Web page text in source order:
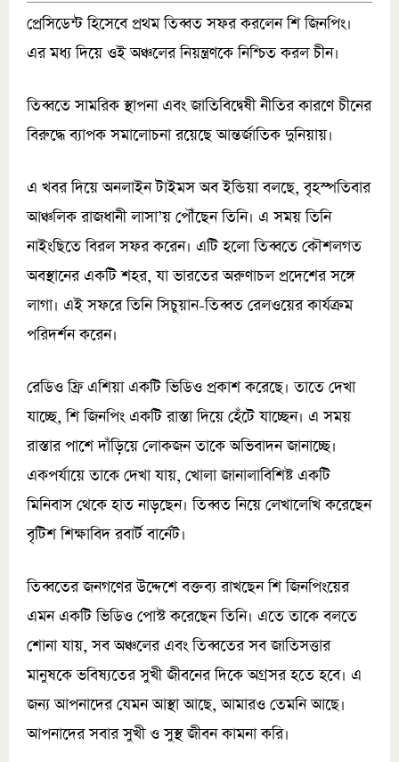
প্রেসিডেন্ট হিসেবে প্রথম তিব্বত সফর করলেন শি জিনপিং।
এর মধ্য দিয়ে ওই অঞ্চলের নিয়ন্ত্রণকে নিশ্চিত করল চীন।
তিব্বতে সামরিক স্থাপনা এবং জাতিবিদ্বেষী নীতির কারণে চীনের
বিরুদ্ধে ব্যাপক সমালোচনা রয়েছে আন্তর্জাতিক দুনিয়ায়।
এ খবর দিয়ে অনলাইন টাইমস অব ইন্ডিয়া বলছে, বৃহস্পতিবার
আঞ্চলিক রাজধানী লাসা’য় পৌঁছেন তিনি। এ সময় তিনি
নাইংছিতে বিরল সফর করেন। এটি হলো তিব্বতে কৌশলগত
অবস্থানের একটি শহর, যা ভারতের অরুণাচল প্রদেশের সঙ্গে
লাগা। এই সফরে তিনি সিচুয়ান-তিব্বত রেলওয়ের কার্যক্রম
পরিদর্শন করেন।
রেডিও ফ্রি এশিয়া একটি ভিডিও প্রকাশ করেছে। তাতে দেখা
যাচ্ছে, শি জিনপিং একটি রাস্তা দিয়ে হেঁটে যাচ্ছেন। এ সময়
রাস্তার পাশে দাঁড়িয়ে লোকজন তাকে অভিবাদন জানাচ্ছে।
একপর্যায়ে তাকে দেখা যায়, খোলা জানালাবিশিষ্ট একটি
মিনিবাস থেকে হাত নাড়ছেন। তিব্বত নিয়ে লেখালেখি করেছেন
বৃটিশ শিক্ষাবিদ রবার্ট বার্নেট।
তিব্বতের জনগণের উদ্দেশে বক্তব্য রাখছেন শি জিনপিংয়ের
এমন একটি ভিডিও পোস্ট করেছেন তিনি। এতে তাকে বলতে
শোনা যায়, সব অঞ্চলের এবং তিব্বতের সব জাতিসত্তার
মানুষকে ভবিষ্যতের সুখী জীবনের দিকে অগ্রসর হতে হবে। এ
জন্য আপনাদের যেমন আস্থা আছে, আমারও তেমনি আছে।
আপনাদের সবার সুখী ও সুস্থ জীবন কামনা করি।